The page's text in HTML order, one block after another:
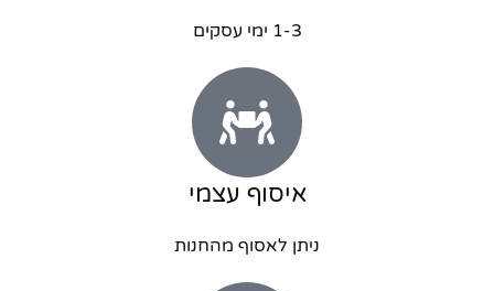
1-3 ימי עסקים
איסוף עצמי
ניתן לאסוף מהחנות